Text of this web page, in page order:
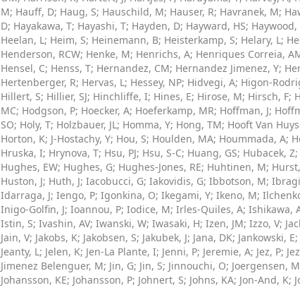
M; Hauff, D; Haug, S; Hauschild, M; Hauser, R; Havranek, M;
D; Hayakawa, T; Hayashi, T; Hayden, D; Hayward, HS; Haywood,
Heelan, L; Heim, S; Heinemann, B; Heisterkamp, S; Helary, L;
Henderson, RCW; Henke, M; Henrichs, A; Henriques Correia,
Hensel, C; Henss, T; Hernandez, CM; Hernandez Jimenez, Y;
Hertenberger, R; Hervas, L; Hessey, NP; Hidvegi, A; Higon-
Hillert, S; Hillier, SJ; Hinchliffe, I; Hines, E; Hirose, M; Hirsch, F;
MC; Hodgson, P; Hoecker, A; Hoeferkamp, MR; Hoffman, J;
SO; Holy, T; Holzbauer, JL; Homma, Y; Hong, TM; Hooft Van
Horton, K; J-Hostachy, Y; Hou, S; Houlden, MA; Hoummada, A;
Hruska, I; Hrynova, T; Hsu, PJ; Hsu, S-C; Huang, GS; Hubacek, Z;
Hughes, EW; Hughes, G; Hughes-Jones, RE; Huhtinen, M;
Huston, J; Huth, J; Iacobucci, G; Iakovidis, G; Ibbotson, M;
Idarraga, J; Iengo, P; Igonkina, O; Ikegami, Y; Ikeno, M;
Inigo-Golfin, J; Ioannou, P; Iodice, M; Irles-Quiles, A; Ishikawa,
Istin, S; Ivashin, AV; Iwanski, W; Iwasaki, H; Izen, JM; Izzo, V;
Jain, V; Jakobs, K; Jakobsen, S; Jakubek, J; Jana, DK; Jankowski, E;
Jeanty, L; Jelen, K; Jen-La Plante, I; Jenni, P; Jeremie, A; Jez, P;
Jimenez Belenguer, M; Jin, G; Jin, S; Jinnouchi, O; Joergensen,
Johansson, KE; Johansson, P; Johnert, S; Johns, KA; Jon-And, K;